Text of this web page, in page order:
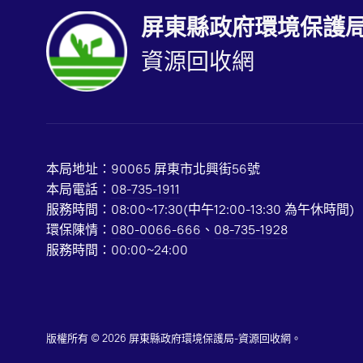
屏東縣政府環境保護
資源回收網
本局地址：90065 屏東市北興街56號
本局電話： 08-735-1911
服務時間：08:00~17:30(中午12:00-13:30 為午休時
環保陳情： 080-0066-666 、 08-735-1928
服務時間：00:00~24:00
版權所有 © 2026 屏東縣政府環境保護局-資源回收網。